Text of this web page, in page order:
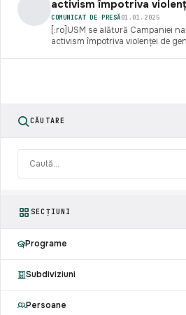
CĂUTARE
SECȚIUNI
Programe
Subdiviziuni
Persoane
activism împotriva
COMUNICAT DE PRESĂ01.01.2025
[:ro]USM se alătură Campaniei
activism împotriva violenței de